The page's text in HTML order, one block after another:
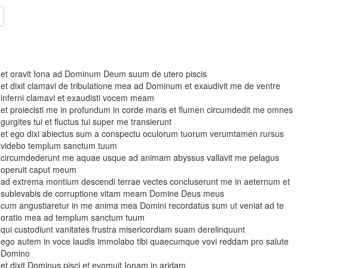
et oravit Iona ad Dominum Deum suum de utero piscis
et dixit clamavi de tribulatione mea ad Dominum et exaudivit me de ventre
inferni clamavi et exaudisti vocem meam
et proiecisti me in profundum in corde maris et flumen circumdedit me omnes
gurgites tui et fluctus tui super me transierunt
et ego dixi abiectus sum a conspectu oculorum tuorum verumtamen rursus
videbo templum sanctum tuum
circumdederunt me aquae usque ad animam abyssus vallavit me pelagus
operuit caput meum
ad extrema montium descendi terrae vectes concluserunt me in aeternum et
sublevabis de corruptione vitam meam Domine Deus meus
cum angustiaretur in me anima mea Domini recordatus sum ut veniat ad te
oratio mea ad templum sanctum tuum
qui custodiunt vanitates frustra misericordiam suam derelinquunt
ego autem in voce laudis immolabo tibi quaecumque vovi reddam pro salute
Domino
et dixit Dominus pisci et evomuit Ionam in aridam